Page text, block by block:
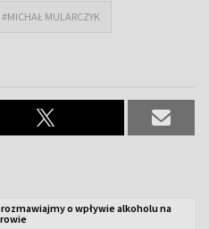
#MICHAŁ MULARCZYK
o wpływie alkoholu na